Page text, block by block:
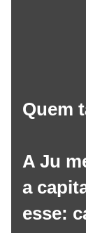
Quem
A Ju
a
esse: